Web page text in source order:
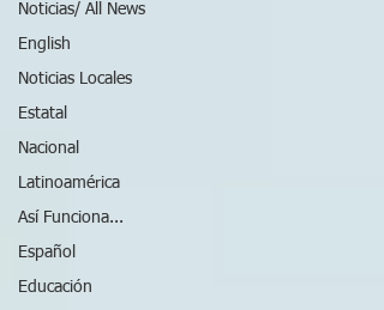
Noticias/ All News
English
Noticias Locales
Estatal
Nacional
Latinoamérica
Así Funciona...
Español
Educación